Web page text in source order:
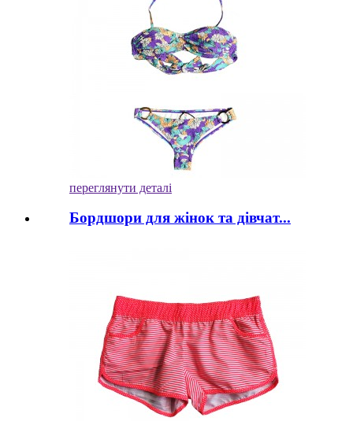
переглянути деталі
Бордшори для жінок та дівчат...